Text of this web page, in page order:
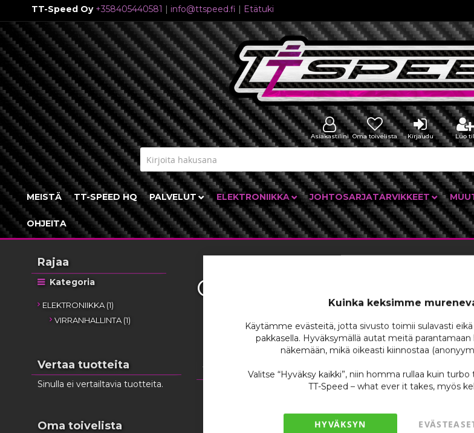
Kuinka keksimme
Käytämme evästeitä, jotta sivusto toimii sulavasti
pakkasella. Hyväksymällä autat meitä
näkemään, mikä oikeasti kiinnostaa
Valitse “Hyväksy kaikki”, niin homma rullaa kuin turbo
TT-Speed – what ever it takes, myös
HYVÄKSYN
TT-Speed Oy +358405440581 | info@ttspeed.fi | Etätuki
Skip
to
Content
Asiakastilini Oma toivelista Kirjaudu Luo
MEISTÄ TT-SPEED HQ PALVELUT ELEKTRONIIKKA JOHTOSARJATARVIKKEET
OHJEITA
Crydom
1
Rajaa
Kategoria
ELEKTRONIIKKA 1tuote
VIRRANHALLINTA 1tuote
Vertaa tuotteita
Sinulla ei vertailtavia tuotteita.
Oma toivelista